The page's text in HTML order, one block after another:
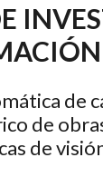
de
de
de